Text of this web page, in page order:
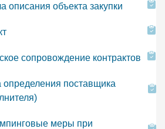
описания объекта закупки
сопровождение контрактов
поставщика
меры при